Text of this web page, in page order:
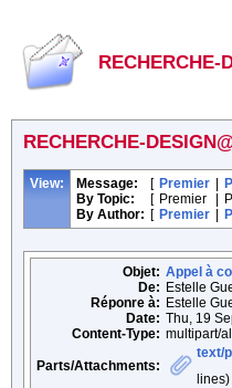
RECHERCHE-
RECHERCHE-
View: Message: [ Premier
By Topic:
[ Premier
By Author: [ Premier
Objet: Appel à
De: Estelle
Réponre à: Estelle
Date: Thu, 19
Content-Type: multipart/
Parts/Attachments:
text/
lines)